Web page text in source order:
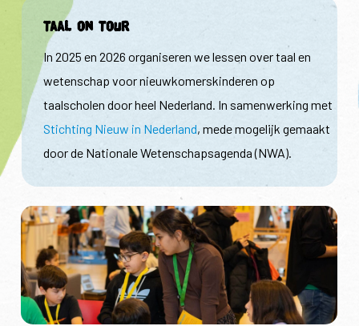
Taal on Tour
In 2025 en 2026 organiseren we lessen over taal en
wetenschap voor nieuwkomerskinderen op
taalscholen door heel Nederland. In samenwerking met
Stichting Nieuw in Nederland, mede mogelijk gemaakt
door de Nationale Wetenschapsagenda (NWA).